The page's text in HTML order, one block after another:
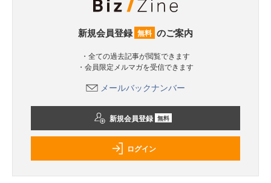
新規会員登録 無料 のご案内
・全ての過去記事が閲覧できます
・会員限定メルマガを受信できます
メールバックナンバー
新規会員登録 無料
ログイン